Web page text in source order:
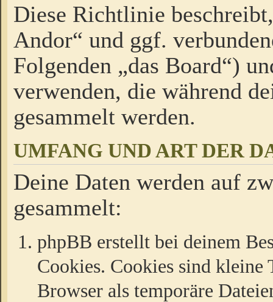
Diese Richtlinie
Andor“ und ggf.
Folgenden „das Board“)
verwenden, die während
gesammelt werden.
UMFANG UND ART DER
Deine Daten werden auf
gesammelt:
phpBB erstellt bei deinem
Cookies. Cookies sind kleine
Browser als temporäre